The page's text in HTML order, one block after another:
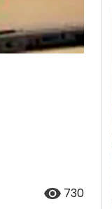
730